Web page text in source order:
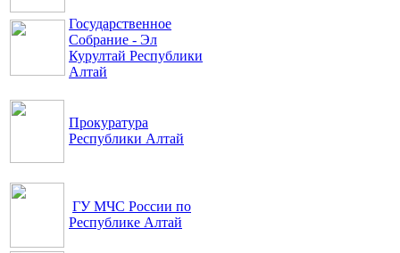
Государственное
Собрание - Эл
Курултай Республики
Алтай
Прокуратура
Республики Алтай
ГУ МЧС России по
Республике Алтай